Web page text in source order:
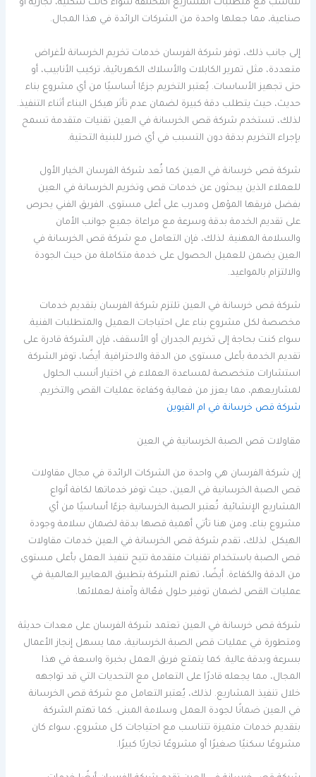
تتناسب مع متطلبات المشاريع المختلفة سواء كانت سكنية، تجارية أو
صناعية، مما جعلها واحدة من الشركات الرائدة في هذا المجال.
إلى جانب ذلك، توفر شركة الفرسان خدمات تخريم الخرسانة لأغراض
متعددة، مثل تمرير الكابلات والأسلاك الكهربائية، تركيب الأنابيب، أو
حتى تجهيز الأساسات. يُعتبر التخريم جزءًا أساسيًا من أي مشروع بناء
حديث، حيث يتطلب دقة كبيرة لضمان عدم تأثر هيكل البناء أثناء التنفيذ.
لذلك، تستخدم شركة قص الخرسانة في العين تقنيات متقدمة تسمح
بإجراء التخريم بدقة دون التسبب في أي ضرر للبنية التحتية.
شركة قص خرسانة في العين كما تُعد شركة الفرسان الخيار الأول
للعملاء الذين يبحثون عن خدمات قص وتخريم الخرسانة في العين
بفضل فريقها المؤهل ومدرب على أعلى مستوى. الفريق الفني يحرص
على تقديم الخدمة بدقة وسرعة مع مراعاة جميع جوانب الأمان
والسلامة المهنية. لذلك، فإن التعامل مع شركة قص الخرسانة في
العين يضمن للعميل الحصول على خدمة متكاملة من حيث الجودة
والالتزام بالمواعيد.
شركة قص خرسانة في العين تلتزم شركة الفرسان بتقديم خدمات
مخصصة لكل مشروع بناء على احتياجات العميل والمتطلبات الفنية.
سواء كنت بحاجة إلى تخريم الجدران أو الأسقف، فإن الشركة قادرة على
تقديم الخدمة بأعلى مستوى من الدقة والاحترافية. أيضًا، توفر الشركة
استشارات متخصصة لمساعدة العملاء في اختيار أنسب الحلول
لمشاريعهم، مما يعزز من فعالية وكفاءة عمليات القص والتخريم.
شركة قص خرسانة في ام القيوين
مقاولات قص الصبة الخرسانية في العين
إن شركة الفرسان هي واحدة من الشركات الرائدة في مجال مقاولات
قص الصبة الخرسانية في العين، حيث توفر خدماتها لكافة أنواع
المشاريع الإنشائية. تُعتبر الصبة الخرسانية جزءًا أساسيًا من أي
مشروع بناء، ومن هنا تأتي أهمية قصها بدقة لضمان سلامة وجودة
الهيكل. لذلك، تقدم شركة قص الخرسانة في العين خدمات مقاولات
قص الصبة باستخدام تقنيات متقدمة تتيح تنفيذ العمل بأعلى مستوى
من الدقة والكفاءة. أيضًا، تهتم الشركة بتطبيق المعايير العالمية في
عمليات القص لضمان توفير حلول فعّالة وآمنة لعملائها.
شركة قص خرسانة في العين تعتمد شركة الفرسان على معدات حديثة
ومتطورة في عمليات قص الصبة الخرسانية، مما يسهل إنجاز الأعمال
بسرعة وبدقة عالية. كما يتمتع فريق العمل بخبرة واسعة في هذا
المجال، مما يجعله قادرًا على التعامل مع التحديات التي قد تواجهه
خلال تنفيذ المشاريع. لذلك، يُعتبر التعامل مع شركة قص الخرسانة
في العين ضمانًا لجودة العمل وسلامة المبنى. كما تهتم الشركة
بتقديم خدمات متميزة تتناسب مع احتياجات كل مشروع، سواء كان
مشروعًا سكنيًا صغيرًا أو مشروعًا تجاريًا كبيرًا.